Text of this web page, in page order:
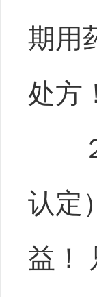
期用
处方
认定
益！